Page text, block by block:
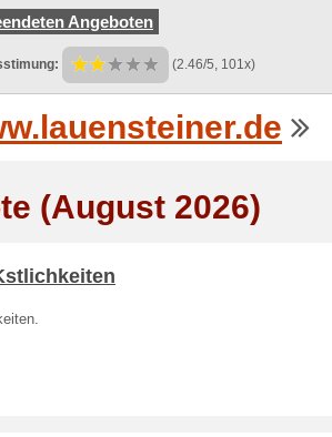
Angeboten
(2.46/5, 101x)
(August 2026)